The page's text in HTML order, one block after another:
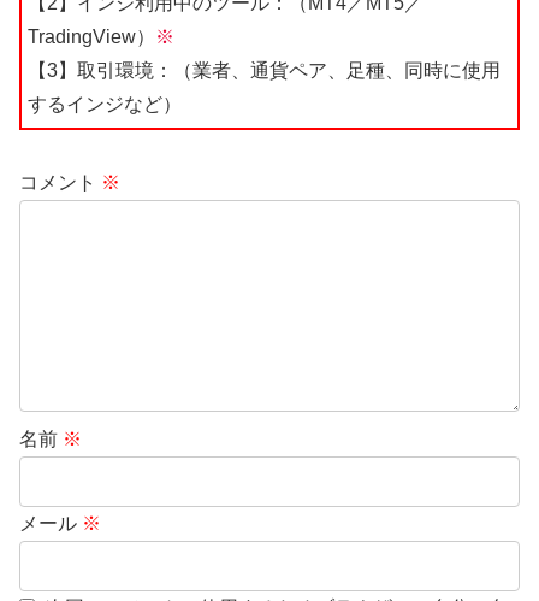
TradingView）
※
【3】取引環境：（業者、通貨ペア、足種、同時に使用
するインジなど）
コメント ※
名前 ※
メール ※